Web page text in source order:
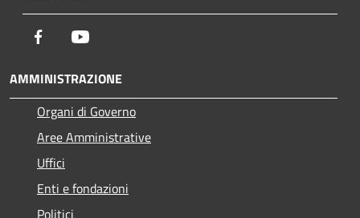
Facebook
AMMINISTRAZIONE
Organi di Governo
Aree Amministrative
Uffici
Enti e fondazioni
Politici